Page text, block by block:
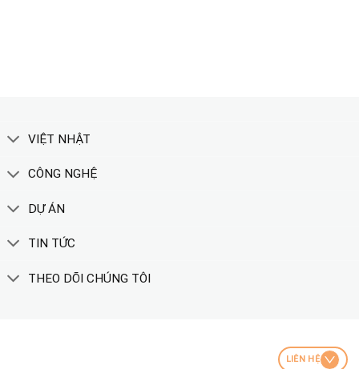
VIỆT NHẬT
CÔNG NGHỆ
DỰ ÁN
TIN TỨC
THEO DÕI CHÚNG TÔI
LIÊN HỆ